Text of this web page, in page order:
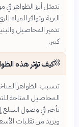
تتمثل أبرز الظواهر
التربة وتوافر المياه
تدمير المحاصيل
كبير.
⛓️كيف تؤثر هذه
تتسبب الظواهر
المحاصيل المتاحة
تأخير في وصول السلع
ويزيد من تقلبات